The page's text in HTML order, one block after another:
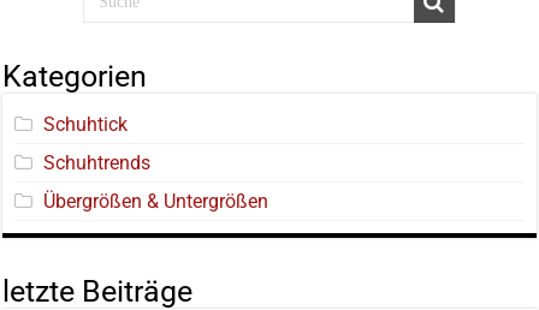
Kategorien
Schuhtick
Schuhtrends
Übergrößen & Untergrößen
letzte Beiträge